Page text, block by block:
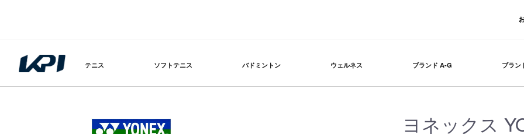
テニス ソフトテニス バドミントン ウェルネス ブランド A-G ブラン
ヨネックス